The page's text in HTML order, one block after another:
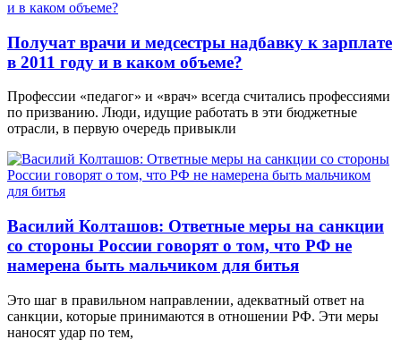
Получат врачи и медсестры надбавку к зарплате
в 2011 году и в каком объеме?
Профессии «педагог» и «врач» всегда считались профессиями
по призванию. Люди, идущие работать в эти бюджетные
отрасли, в первую очередь привыкли
Василий Колташов: Ответные меры на санкции
со стороны России говорят о том, что РФ не
намерена быть мальчиком для битья
Это шаг в правильном направлении, адекватный ответ на
санкции, которые принимаются в отношении РФ. Эти меры
наносят удар по тем,